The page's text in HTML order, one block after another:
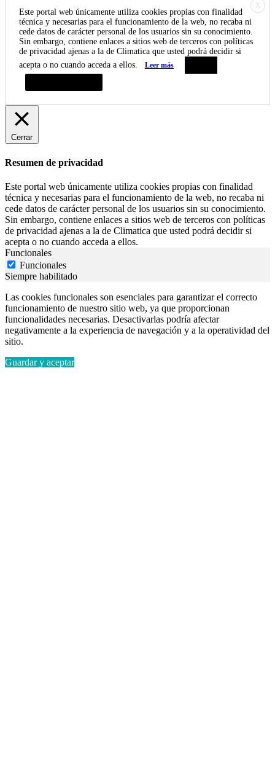
X
Este portal web únicamente utiliza cookies propias con finalidad
técnica y necesarias para el funcionamiento de la web, no recaba ni
cede datos de carácter personal de los usuarios sin su conocimiento.
Sin embargo, contiene enlaces a sitios web de terceros con políticas
de privacidad ajenas a la de Climatica que usted podrá decidir si
acepta o no cuando acceda a ellos.
Leer más
Cerrar
Resumen de privacidad
Este portal web únicamente utiliza cookies propias con finalidad
técnica y necesarias para el funcionamiento de la web, no recaba ni
cede datos de carácter personal de los usuarios sin su conocimiento.
Sin embargo, contiene enlaces a sitios web de terceros con políticas
de privacidad ajenas a la de Climatica que usted podrá decidir si
acepta o no cuando acceda a ellos.
Funcionales
Funcionales
Siempre habilitado
Las cookies funcionales son esenciales para garantizar el correcto
funcionamiento de nuestro sitio web, ya que proporcionan
funcionalidades necesarias. Desactivarlas podría afectar
negativamente a la experiencia de navegación y a la operatividad del
sitio.
Guardar y aceptar